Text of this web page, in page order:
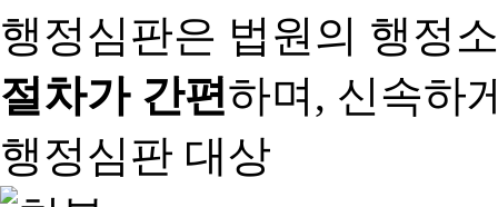
행정심판은 법원의 행정
절차가 간편하며, 신속하
행정심판 대상